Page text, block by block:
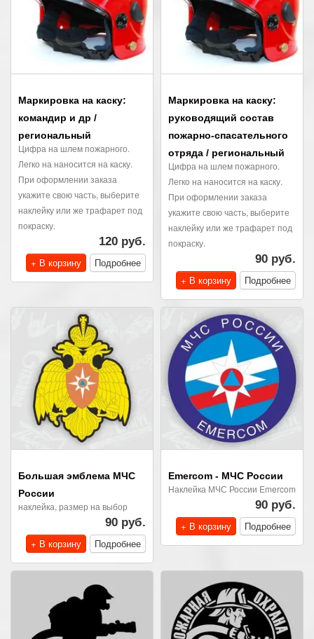
Маркировка на каску:
командир и др /
региональный
Цифра на шлем пожарного.
Легко на наносится на каску.
При оформлении заказа
укажите свою часть, выберите
наклейку или же трафарет под
покраску.
120 руб.
+ В корзину
Подробнее
Маркировка на каску:
руководящий состав
пожарно-спасательного
отряда / региональный
Цифра на шлем пожарного.
Легко на наносится на каску.
При оформлении заказа
укажите свою часть, выберите
наклейку или же трафарет под
покраску.
90 руб.
+ В корзину
Подробнее
Большая эмблема МЧС
России
наклейка, размер на выбор
90 руб.
+ В корзину
Подробнее
Emercom - МЧС России
Наклейка МЧС России Emercom
90 руб.
+ В корзину
Подробнее